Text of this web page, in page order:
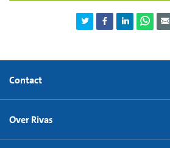
Contact
Over Rivas